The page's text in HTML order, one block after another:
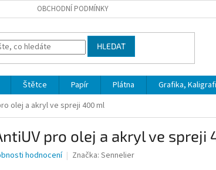
OBCHODNÍ PODMÍNKY
HLEDAT
Štětce Papír Plátna Grafika,
olej a akryl ve spreji 400 ml
pro olej a akryl ve spreji
hodnocení Značka: Sennelier